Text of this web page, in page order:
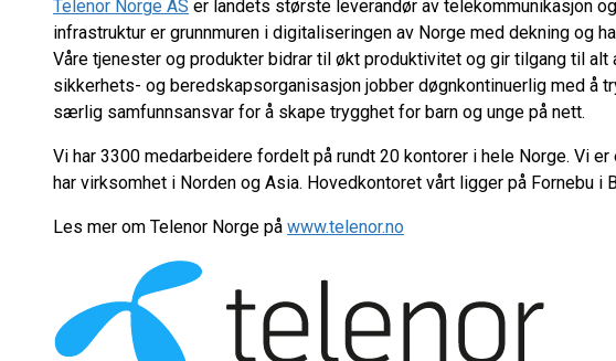
Telenor Norge AS er landets største leverandør av telekommunikasjon
infrastruktur er grunnmuren i digitaliseringen av Norge med dekning og
Våre tjenester og produkter bidrar til økt produktivitet og gir tilgang til alt
sikkerhets- og beredskapsorganisasjon jobber døgnkontinuerlig med å
særlig samfunnsansvar for å skape trygghet for barn og unge på nett.
Vi har 3300 medarbeidere fordelt på rundt 20 kontorer i hele Norge. Vi er
har virksomhet i Norden og Asia. Hovedkontoret vårt ligger på Fornebu i
Les mer om Telenor Norge på www.telenor.no